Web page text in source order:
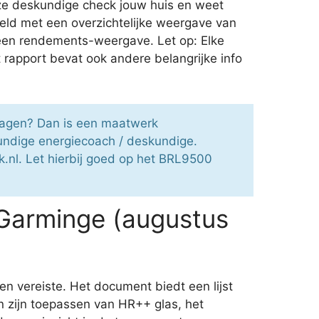
deskundige check jouw huis en weet
met een overzichtelijke weergave van
rendements-weergave. Let op: Elke
bevat ook andere belangrijke info
Dan is een maatwerk
energiecoach / deskundige.
Let hierbij goed op het BRL9500
(augustus
vereiste. Het document biedt een lijst
toepassen van HR++ glas, het